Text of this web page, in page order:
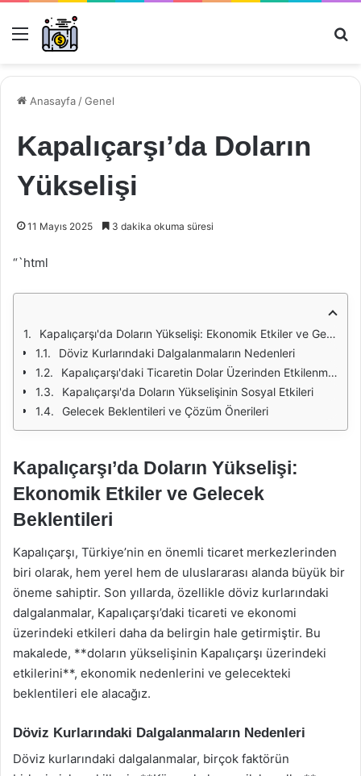
Menü
Anasayfa /Genel
Kapalıçarşı’da Doların
Yükselişi
11 Mayıs 2025 3 dakika okuma süresi
“`html
Kapalıçarşı'da Doların Yükselişi: Ekonomik Etkiler ve Gelecek Beklentileri
Döviz Kurlarındaki Dalgalanmaların Nedenleri
Kapalıçarşı'daki Ticaretin Dolar Üzerinden Etkilenmesi
Kapalıçarşı'da Doların Yükselişinin Sosyal Etkileri
Gelecek Beklentileri ve Çözüm Önerileri
Kapalıçarşı’da Doların Yükselişi:
Ekonomik Etkiler ve Gelecek
Beklentileri
Kapalıçarşı, Türkiye’nin en önemli ticaret merkezlerinden
biri olarak, hem yerel hem de uluslararası alanda büyük bir
öneme sahiptir. Son yıllarda, özellikle döviz kurlarındaki
dalgalanmalar, Kapalıçarşı’daki ticareti ve ekonomi
üzerindeki etkileri daha da belirgin hale getirmiştir. Bu
makalede, **doların yükselişinin Kapalıçarşı üzerindeki
etkilerini**, ekonomik nedenlerini ve gelecekteki
beklentileri ele alacağız.
Döviz Kurlarındaki Dalgalanmaların Nedenleri
Döviz kurlarındaki dalgalanmalar, birçok faktörün